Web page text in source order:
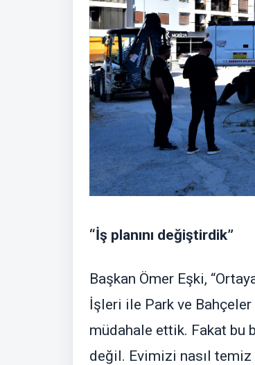
“İş planını değiştirdik”
Başkan Ömer Eşki,
İşleri ile Park ve
müdahale ettik. Fakat bu
değil. Evimizi nasıl